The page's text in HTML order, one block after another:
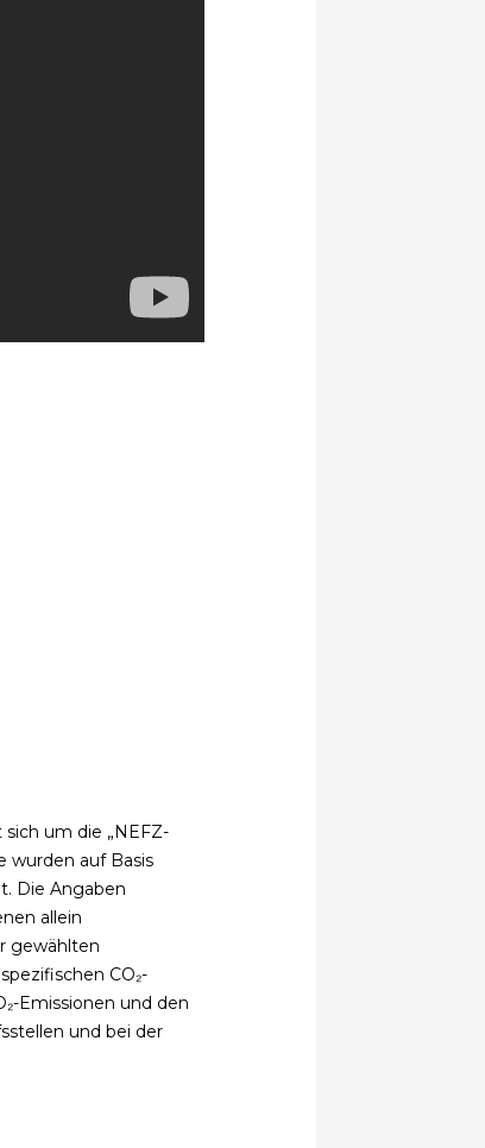
um die „NEFZ-
wurden auf Basis
Die Angaben
allein
gewählten
CO₂-
Emissionen und den
und bei der